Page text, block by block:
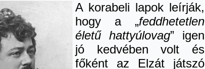
A korabeli lapok leírják,
hogy a „feddhetetlen
életű hattyúlovag” igen
jó kedvében volt és
főként az Elzát játszó